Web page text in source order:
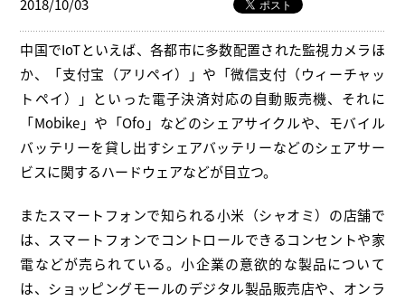
2018/10/03
中国でIoTといえば、各都市に多数配置された監視カメラほ
か、「支付宝（アリペイ）」や「微信支付（ウィーチャッ
トペイ）」といった電子決済対応の自動販売機、それに
「Mobike」や「Ofo」などのシェアサイクルや、モバイル
バッテリーを貸し出すシェアバッテリーなどのシェアサー
ビスに関するハードウェアなどが目立つ。
またスマートフォンで知られる小米（シャオミ）の店舗で
は、スマートフォンでコントロールできるコンセントや家
電などが売られている。小企業の意欲的な製品について
は、ショッピングモールのデジタル製品販売店や、オンラ